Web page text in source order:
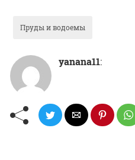
Пруды и водоемы
yanana11: